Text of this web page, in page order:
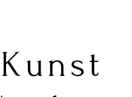
Kunst